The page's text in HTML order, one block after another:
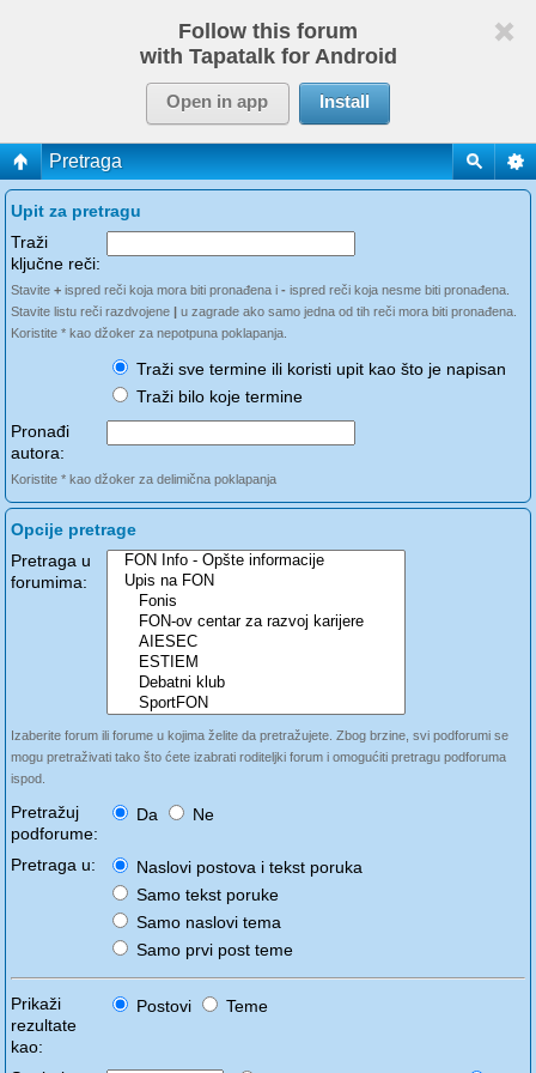
Follow this forum
with Tapatalk for Android
Open in app Install
Pretraga
Upit za pretragu
Traži
ključne reči:
Stavite + ispred reči koja mora biti pronađena i - ispred reči koja nesme biti pronađena.
Stavite listu reči razdvojene | u zagrade ako samo jedna od tih reči mora biti pronađena.
Koristite * kao džoker za nepotpuna poklapanja.
Traži sve termine ili koristi upit kao što je napisan
Traži bilo koje termine
Pronađi
autora:
Koristite * kao džoker za delimična poklapanja
Opcije pretrage
Pretraga u
forumima:
Izaberite forum ili forume u kojima želite da pretražujete. Zbog brzine, svi podforumi se
mogu pretraživati tako što ćete izabrati roditeljki forum i omogućiti pretragu podforuma
ispod.
Pretražuj
podforume:
Da Ne
Pretraga u:
Naslovi postova i tekst poruka
Samo tekst poruke
Samo naslovi tema
Samo prvi post teme
Prikaži
rezultate
kao:
Postovi Teme